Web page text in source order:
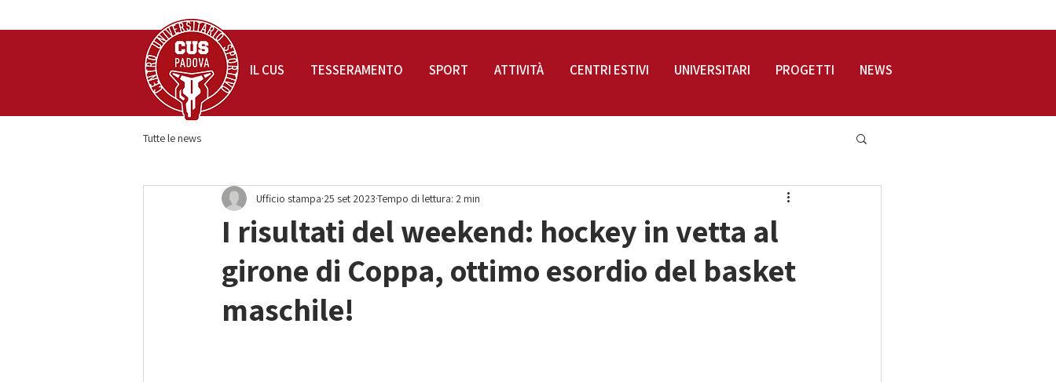
Tutte le news
I risultati del weekend: hockey in vetta al
girone di Coppa, ottimo esordio del basket
maschile!
Ufficio stampa 25 set 2023Tempo di lettura: 2 min
IL CUS TESSERAMENTO SPORT ATTIVITÀ CENTRI ESTIVI UNIVERSITARI PROGETTI NEWS